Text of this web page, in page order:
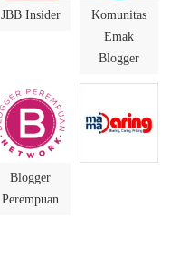
JBB Insider
Komunitas
Emak
Blogger
Blogger
Perempuan